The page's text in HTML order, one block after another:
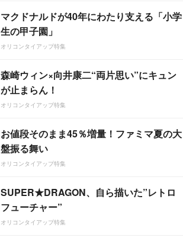
マクドナルドが40年にわたり支える「小学
生の甲子園」
オリコンタイアップ特集
森崎ウィン×向井康二“両片思い”にキュン
が止まらん！
オリコンタイアップ特集
お値段そのまま45％増量！ファミマ夏の大
盤振る舞い
オリコンタイアップ特集
SUPER★DRAGON、自ら描いた”レトロ
フューチャー”
オリコンタイアップ特集